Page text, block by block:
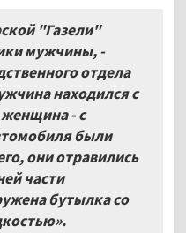
"Газели"
мужчины, -
отдела
находился с
- с
были
они отравились
части
бутылка со